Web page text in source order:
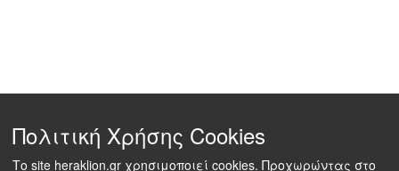
Πολιτική Χρήσης Cookies
Το site heraklion.gr χρησιμοποιεί cookies. Προχωρώντας στο